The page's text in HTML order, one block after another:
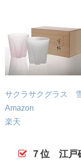
サクラサクグラス
Amazon
楽天
７位 江戸